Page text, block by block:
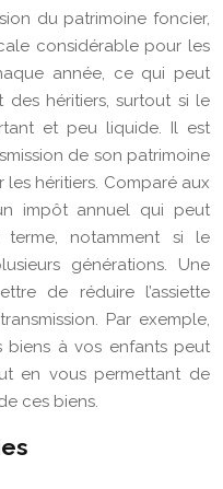
du patrimoine foncier,
considérable pour les
année, ce qui peut
héritiers, surtout si le
et peu liquide. Il est
de son patrimoine
les héritiers. Comparé aux
impôt annuel qui peut
notamment si le
générations. Une
de réduire l’assiette
Par exemple,
à vos enfants peut
en vous permettant de
ces biens.